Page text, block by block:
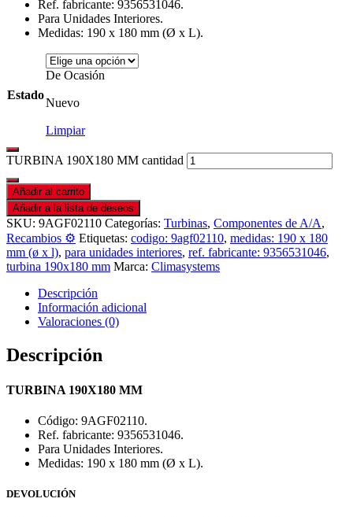
Ref. fabricante: 9356531046.
Para Unidades Interiores.
Medidas: 190 x 180 mm (Ø x L).
Estado
De Ocasión
Nuevo
Limpiar
TURBINA 190X180 MM cantidad
Añadir al carrito
Añadir a la lista de deseos
SKU: 9AGF02110 Categorías: Turbinas, Componentes de A/A,
Recambios ⚙️ Etiquetas: codigo: 9agf02110, medidas: 190 x 180
mm (ø x l), para unidades interiores, ref. fabricante: 9356531046,
turbina 190x180 mm Marca: Climasystems
Descripción
Información adicional
Valoraciones (0)
Descripción
TURBINA 190X180 MM
Código: 9AGF02110.
Ref. fabricante: 9356531046.
Para Unidades Interiores.
Medidas: 190 x 180 mm (Ø x L).
DEVOLUCIÓN